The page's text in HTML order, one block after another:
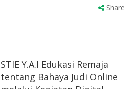
Share
STIE Y.A.I Edukasi Remaja
tentang Bahaya Judi Online